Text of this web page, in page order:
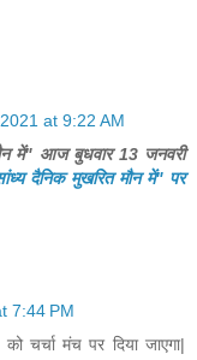
at 9:22 AM
में" आज बुधवार 13 जनवरी
दैनिक मुखरित मौन में" पर
7:44 PM
को चर्चा मंचपर दिया जाएगा|